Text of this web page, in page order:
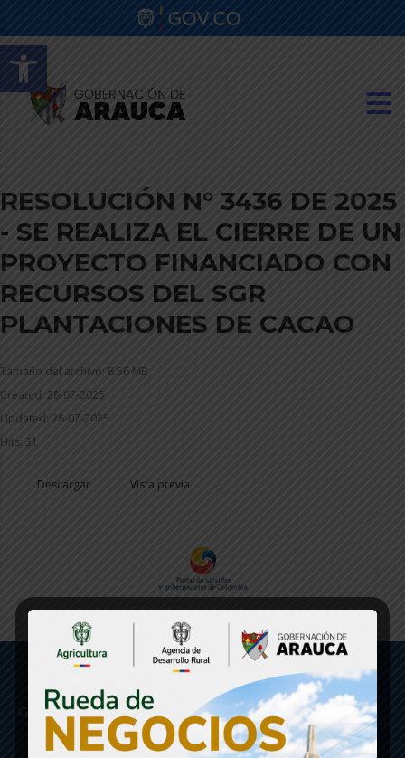
Abrir barra de herramientas
RESOLUCIÓN N° 3436 DE 2025
- SE REALIZA EL CIERRE DE UN
PROYECTO FINANCIADO CON
RECURSOS DEL SGR
PLANTACIONES DE CACAO
Tamaño del archivo: 8.56 MB
Created: 28-07-2025
Updated: 28-07-2025
Hits: 31
Descargar Vista previa
Gobernación de Arauca